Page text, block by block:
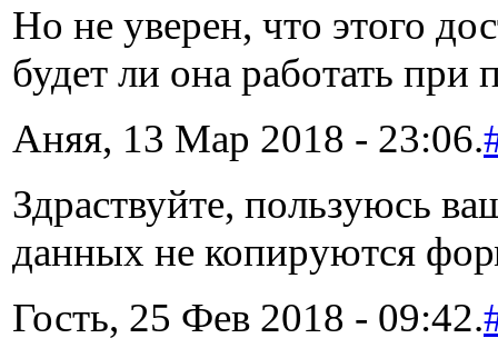
Но не уверен, что этого
будет ли она работать при
Аняя, 13 Мар 2018 - 23:06.
Здраствуйте, пользуюсь
данных не копируются
Гость, 25 Фев 2018 - 09:42.